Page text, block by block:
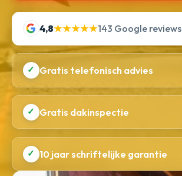
4,8★★★★★143 Google reviews
✓ Gratis telefonisch advies
✓ Gratis dakinspectie
✓ 10 jaar schriftelijke garantie